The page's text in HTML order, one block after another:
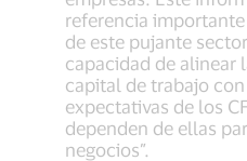
referencia
de este pujante
capacidad de alinear
capital de trabajo
expectativas de los
dependen de ellas
negocios”.